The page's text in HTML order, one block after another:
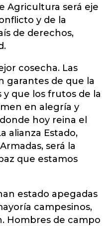
Agricultura será eje
y de la
de derechos,
cosecha. Las
garantes de que la
que los frutos de la
en alegría y
hoy reina el
alianza Estado,
será la
que estamos
estado apegadas
campesinos,
Hombres de campo